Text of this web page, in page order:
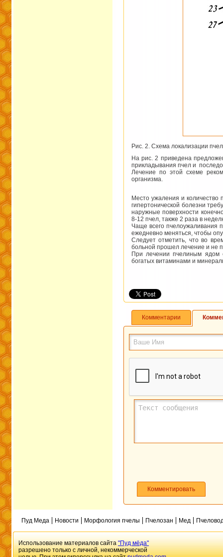
Рис. 2. Схема локализации
На рис. 2 приведена
прикладывания пчел и
Лечение по этой схеме
организма.
Место ужаления и количество
гипертонической болезни
наружные поверхности
8-12 пчел, также 2 раза в
Чаще всего пчелоужаливания
ежедневно ме­няться, чтобы
Следует отметить, что во
больной прошел лечение и не
При лечении пчелиным ядом
богатых витаминами и
Комментарии
Комментировать
Пуд Меда Новости Морфология пчелы Пчелозан Мед
Использование материалов сайта"Пуд мёда"
разрешено только с личной, некоммерческой